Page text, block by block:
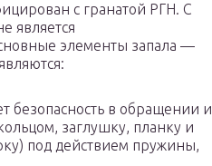
с гранатой РГН. С
является
элементы запала —
безопасность в обращении и
заглушку, планку и
под действием пружины,